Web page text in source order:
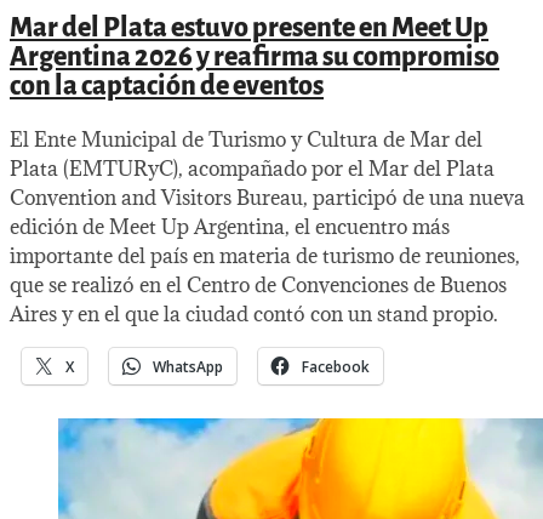
Mar del Plata estuvo presente en Meet Up
Argentina 2026 y reafirma su compromiso
con la captación de eventos
El Ente Municipal de Turismo y Cultura de Mar del
Plata (EMTURyC), acompañado por el Mar del Plata
Convention and Visitors Bureau, participó de una nueva
edición de Meet Up Argentina, el encuentro más
importante del país en materia de turismo de reuniones,
que se realizó en el Centro de Convenciones de Buenos
Aires y en el que la ciudad contó con un stand propio.
X WhatsApp Facebook